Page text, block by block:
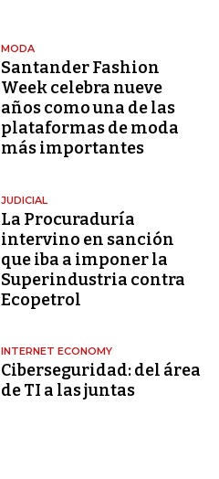
MODA
Santander Fashion
Week celebra nueve
años como una de las
plataformas de moda
más importantes
JUDICIAL
La Procuraduría
intervino en sanción
que iba a imponer la
Superindustria contra
Ecopetrol
INTERNET ECONOMY
Ciberseguridad: del área
de TI a las juntas